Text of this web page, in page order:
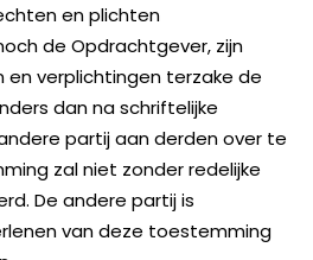
en plichten
de Opdrachtgever, zijn
verplichtingen terzake de
dan na schriftelijke
partij aan derden over te
zal niet zonder redelijke
De andere partij is
van deze toestemming